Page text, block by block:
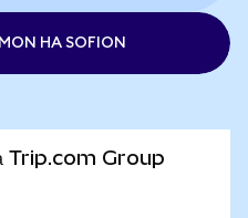
НА SOFION
Trip.com Group